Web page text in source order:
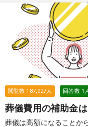
閲覧数 187,927人 回答数
葬儀費用の補助金
葬儀は高額になることか